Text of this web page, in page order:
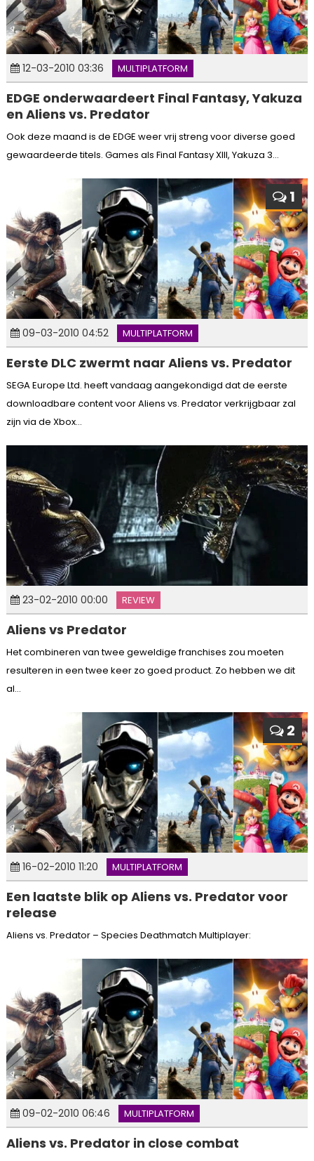
12-03-2010 03:36 MULTIPLATFORM
EDGE onderwaardeert Final Fantasy, Yakuza
en Aliens vs. Predator
Ook deze maand is de EDGE weer vrij streng voor diverse goed
gewaardeerde titels. Games als Final Fantasy XIII, Yakuza 3...
1
09-03-2010 04:52 MULTIPLATFORM
Eerste DLC zwermt naar Aliens vs. Predator
SEGA Europe Ltd. heeft vandaag aangekondigd dat de eerste
downloadbare content voor Aliens vs. Predator verkrijgbaar zal
zijn via de Xbox...
23-02-2010 00:00 REVIEW
Aliens vs Predator
Het combineren van twee geweldige franchises zou moeten
resulteren in een twee keer zo goed product. Zo hebben we dit
al...
2
16-02-2010 11:20 MULTIPLATFORM
Een laatste blik op Aliens vs. Predator voor
release
Aliens vs. Predator – Species Deathmatch Multiplayer:
09-02-2010 06:46 MULTIPLATFORM
Aliens vs. Predator in close combat